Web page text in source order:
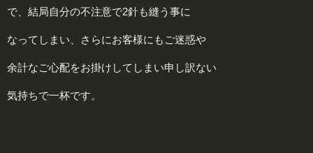
で、結局自分の不注意で2針も縫う事に
なってしまい、さらにお客様にもご迷惑や
余計なご心配をお掛けしてしまい申し訳ない
気持ちで一杯です。